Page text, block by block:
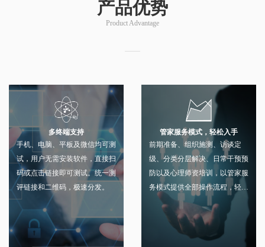
产品优势
Product Advantage
多终端支持
手机、电脑、平板及微信均可测
试，用户无需安装软件，直接扫
码或点击链接即可测试。统一测
评链接和二维码，极速分发。
管家服务模式，轻松入手
前期准备、组织施测、访谈定
级、分类分层解决、日常干预预
防以及心理师资培训，以管家服
务模式提供全部操作流程，轻松
入手。